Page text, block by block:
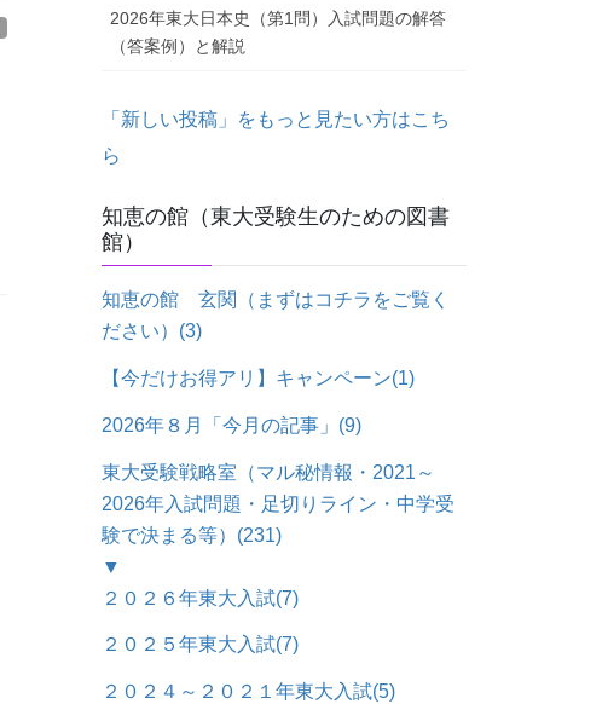
2026年東大日本史（第1問）入試問題の解答
（答案例）と解説
「新しい投稿」をもっと見たい方はこち
ら
知恵の館（東大受験生のための図書
館）
知恵の館 玄関（まずはコチラをご覧く
ださい） (3)
【今だけお得アリ】キャンペーン(1)
2026年８月「今月の記事」 (9)
東大受験戦略室（マル秘情報・2021～
2026年入試問題・足切りライン・中学受
験で決まる等） (231)
▼
２０２６年東大入試(7)
２０２５年東大入試(7)
２０２４～２０２１年東大入試(5)